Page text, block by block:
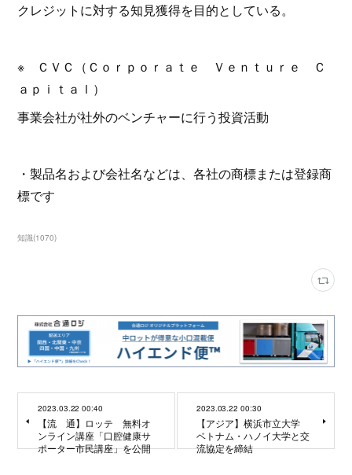
クレジットに対する知見獲得を目的としている。
※ ＣＶＣ（Ｃｏｒｐｏｒａｔｅ Ｖｅｎｔｕｒｅ Ｃ
ａｐｉｔａｌ）
事業会社が社外のベンチャーに行う投資活動
・製品名および会社名などは、各社の商標または登録商
標です
知識(1070)
2023.03.22 00:40
【流 通】ロッテ 無料オ
ンライン講座「口腔健康サ
ポーター市民講座」を公開
2023.03.22 00:30
【アジア】横浜市立大学
ベトナム・ハノイ大学と交
流協定を締結